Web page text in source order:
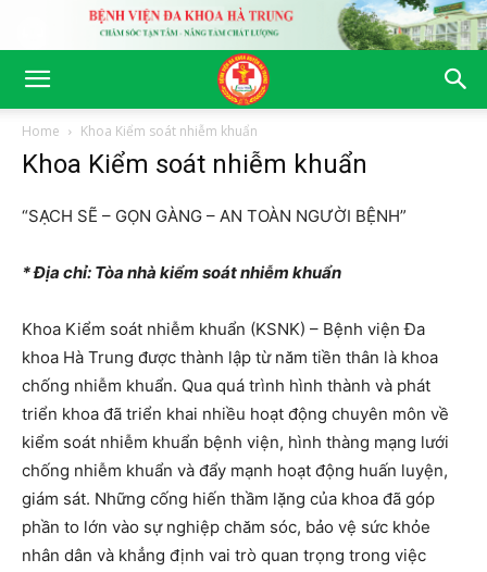
Home Khoa Kiểm soát nhiễm khuẩn
Khoa Kiểm soát nhiễm khuẩn
“SẠCH SẼ – GỌN GÀNG – AN TOÀN NGƯỜI BỆNH”
* Địa chỉ: Tòa nhà kiểm soát nhiễm khuẩn
Khoa Kiểm soát nhiễm khuẩn (KSNK) – Bệnh viện Đa
khoa Hà Trung được thành lập từ năm tiền thân là khoa
chống nhiễm khuẩn. Qua quá trình hình thành và phát
triển khoa đã triển khai nhiều hoạt động chuyên môn về
kiểm soát nhiễm khuẩn bệnh viện, hình thàng mạng lưới
chống nhiễm khuẩn và đẩy mạnh hoạt động huấn luyện,
giám sát. Những cống hiến thầm lặng của khoa đã góp
phần to lớn vào sự nghiệp chăm sóc, bảo vệ sức khỏe
nhân dân và khẳng định vai trò quan trọng trong việc